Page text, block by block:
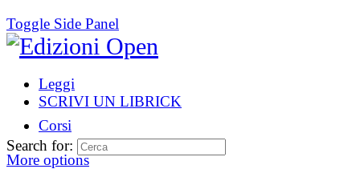
Toggle Side Panel
Leggi
SCRIVI UN LIBRICK
Corsi
More options
Search for: